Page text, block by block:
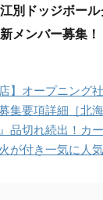
江別ドッジボー
メンバー募集！
店】オープニング
集要項詳細［北
品切れ続出！カ
が付き一気に人